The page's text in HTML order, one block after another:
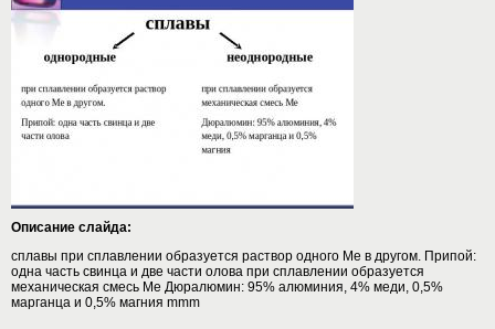
Описание слайда:
сплавы при сплавлении образуется раствор одного Ме в другом. Припой:
одна часть свинца и две части олова при сплавлении образуется
механическая смесь Ме Дюралюмин: 95% алюминия, 4% меди, 0,5%
марганца и 0,5% магния mmm